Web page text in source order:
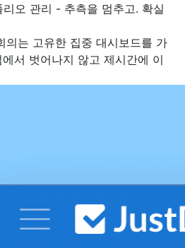
오 관리 - 추측을 멈추고. 확실
의는 고유한 집중 대시보드를 가
서 벗어나지 않고 제시간에 이